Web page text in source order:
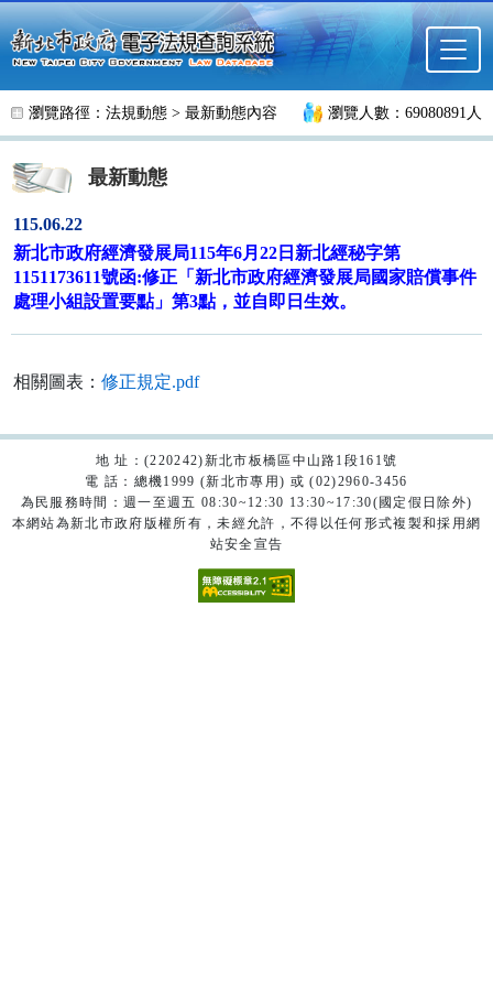
跳至主要內容
瀏覽路徑： 法規動態 > 最新動態內容 瀏覽人數：69080891人
最新動態
115.06.22
新北市政府經濟發展局115年6月22日新北經秘字第
1151173611號函:修正「新北市政府經濟發展局國家賠償事件
處理小組設置要點」第3點，並自即日生效。
相關圖表： 修正規定.pdf
地 址：(220242)新北市板橋區中山路1段161號
電 話：總機1999 (新北市專用) 或 (02)2960-3456
為民服務時間：週一至週五 08:30~12:30 13:30~17:30(國定假日除外)
本網站為新北市政府版權所有，未經允許，不得以任何形式複製和採用網
站安全宣告